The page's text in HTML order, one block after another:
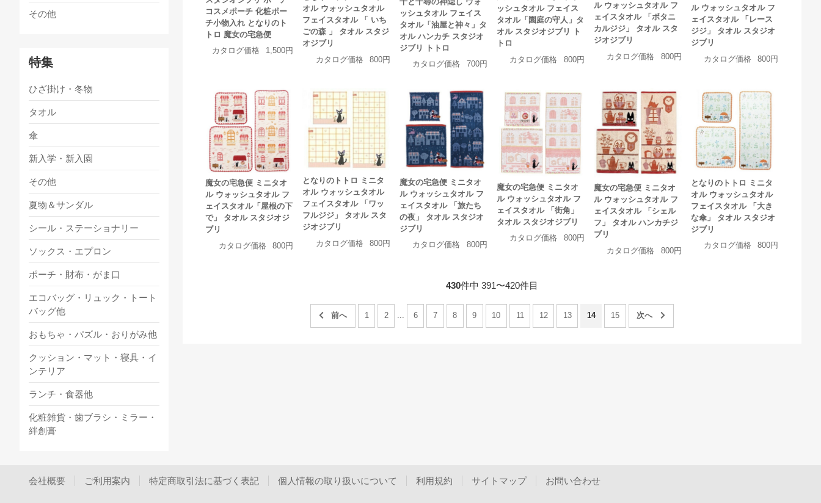
コスメポーチ 化粧ポー
チ小物入れ となりのト
トロ 魔女の宅急便
カタログ価格
1,500円
オル ウォッシュタオル
フェイスタオル 「 いち
ごの森 」 タオル スタジ
オジブリ
カタログ価格
800円
ッシュタオル フェイス
タオル「油屋と神々」タ
オル ハンカチ スタジオ
ジブリ トトロ
カタログ価格
700円
ッシュタオル フェイス
タオル「園庭の守人」タ
オル スタジオジブリ ト
トロ
カタログ価格
800円
ル ウォッシュタオル フ
ェイスタオル 「ボタニ
カルジジ」 タオル スタ
ジオジブリ
カタログ価格
800円
ル ウォッシュタオル フ
ェイスタオル 「レース
ジジ」 タオル スタジオ
ジブリ
カタログ価格
800円
魔女の宅急便 ミニタオ
ル ウォッシュタオル フ
ェイスタオル「屋根の下
で」 タオル スタジオジ
ブリ
カタログ価格
800円
となりのトトロ ミニタ
オル ウォッシュタオル
フェイスタオル 「ワッ
フルジジ」 タオル スタ
ジオジブリ
カタログ価格
800円
魔女の宅急便 ミニタオ
ル ウォッシュタオル フ
ェイスタオル 「旅たち
の夜」 タオル スタジオ
ジブリ
カタログ価格
800円
魔女の宅急便 ミニタオ
ル ウォッシュタオル フ
ェイスタオル 「街角」
タオル スタジオジブリ
カタログ価格
800円
魔女の宅急便 ミニタオ
ル ウォッシュタオル フ
ェイスタオル 「シェル
フ」 タオル ハンカチジ
ブリ
カタログ価格
800円
となりのトトロ ミニタ
オル ウォッシュタオル
フェイスタオル 「大き
な傘」 タオル スタジオ
ジブリ
カタログ価格
800円
430件中 391〜420件目
1 2 ... 6 7 8 9 10 11 12 13 14 15
その他
特集
ひざ掛け・冬物
タオル
傘
新入学・新入園
その他
夏物＆サンダル
シール・ステーショナリー
ソックス・エプロン
ポーチ・財布・がま口
エコバッグ・リュック・トート
バッグ他
おもちゃ・パズル・おりがみ他
クッション・マット・寝具・イ
ンテリア
ランチ・食器他
化粧雑貨・歯ブラシ・ミラー・
絆創膏
会社概要 ご利用案内 特定商取引法に基づく表記 個人情報の取り扱いについて 利用規約 サイトマップ お問い合わせ